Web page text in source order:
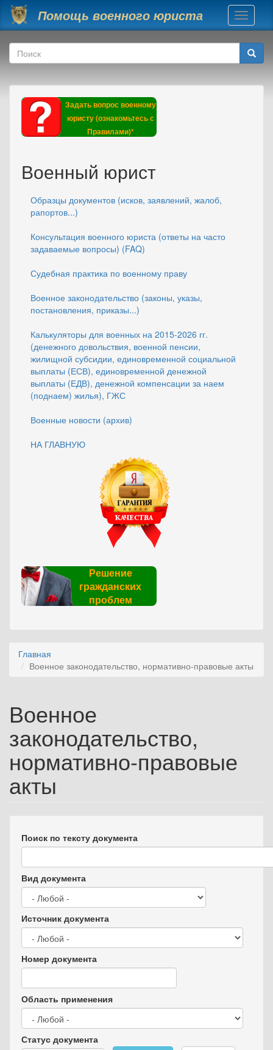
Перейти к основному содержанию
Помощь военного юриста
Toggle
Форма поиска
Поиск
Задать вопрос военному
юристу (ознакомьтесь с
Правилами)*
Военный юрист
Образцы документов (исков, заявлений, жалоб,
рапортов...)
Консультация военного юриста (ответы на часто
задаваемые вопросы) (FAQ)
Судебная практика по военному праву
Военное законодательство (законы, указы,
постановления, приказы...)
Калькуляторы для военных на 2015-2026 гг.
(денежного довольствия, военной пенсии,
жилищной субсидии, единовременной социальной
выплаты (ЕСВ), единовременной денежной
выплаты (ЕДВ), денежной компенсации за наем
(поднаем) жилья), ГЖС
Военные новости (архив)
НА ГЛАВНУЮ
Решение
гражданских
проблем
Главная
Военное законодательство, нормативно-правовые акты
Военное
законодательство,
нормативно-правовые
акты
Поиск по тексту документа
Вид документа
Источник документа
Номер документа
Область применения
Статус документа